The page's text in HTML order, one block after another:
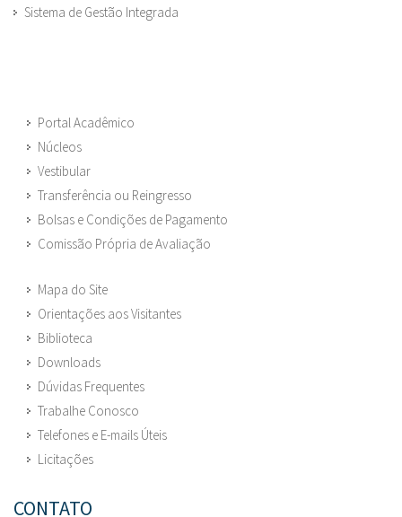
Sistema de Gestão Integrada
Portal Acadêmico
Núcleos
Vestibular
Transferência ou Reingresso
Bolsas e Condições de Pagamento
Comissão Própria de Avaliação
Mapa do Site
Orientações aos Visitantes
Biblioteca
Downloads
Dúvidas Frequentes
Trabalhe Conosco
Telefones e E-mails Úteis
Licitações
CONTATO